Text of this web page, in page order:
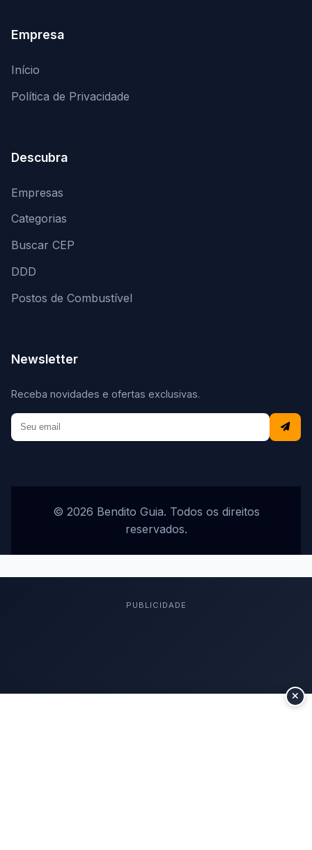
Empresa
Início
Política de Privacidade
Descubra
Empresas
Categorias
Buscar CEP
DDD
Postos de Combustível
Newsletter
Receba novidades e ofertas exclusivas.
© 2026 Bendito Guia. Todos os direitos
reservados.